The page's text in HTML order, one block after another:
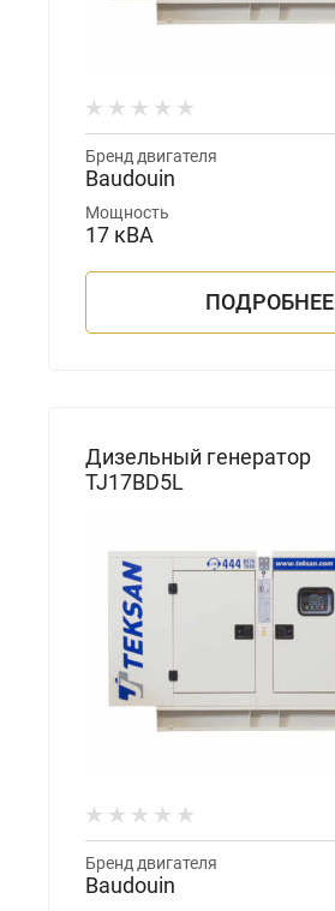
Бренд двигателя
Baudouin
Мощность
17 кВА
ПОДРОБНЕЕ
Дизельный генератор
TJ17BD5L
Бренд двигателя
Baudouin